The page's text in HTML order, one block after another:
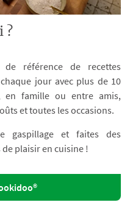
?
référence de recettes
jour avec plus de 10
en famille ou entre amis,
et toutes les occasions.
gaspillage et faites des
plaisir en cuisine !